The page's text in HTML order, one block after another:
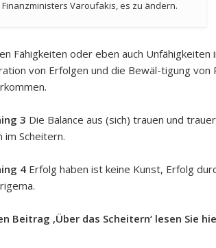
Finanzministers Varoufakis, es zu ändern.
Fähigkeiten oder eben auch
von Erfolgen und die Bewäl-tigung
3 Die Balance aus (sich) trauen und
im Scheitern.
4 Erfolg haben ist keine Kunst, Erfolg
Beitrag ‚Über das Scheitern‘ lesen Sie